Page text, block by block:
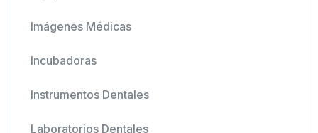
Imágenes Médicas
Incubadoras
Instrumentos Dentales
Laboratorios Dentales